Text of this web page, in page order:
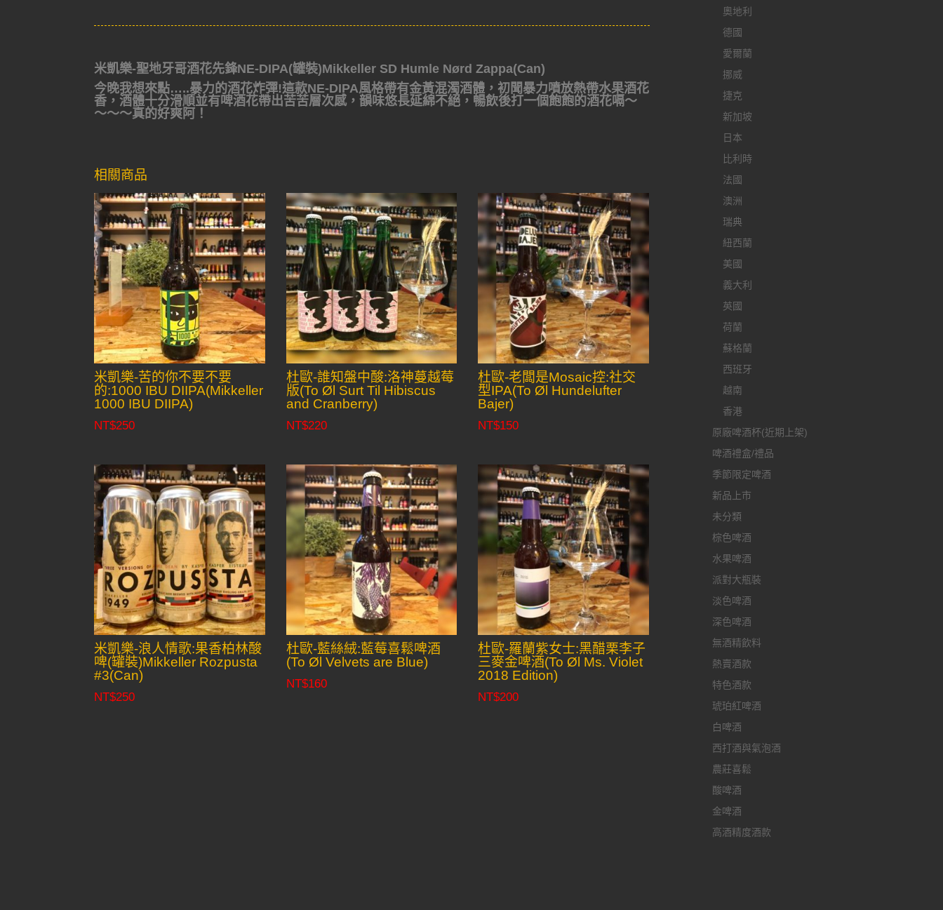
米凱樂-聖地牙哥酒花先鋒NE-DIPA(罐裝)Mikkeller SD Humle Nørd Zappa(Can)
今晚我想來點…..暴力的酒花炸彈!這款NE-DIPA風格帶有金黃混濁酒體，初聞暴力噴放熱帶水果酒花
香，酒體十分滑順並有啤酒花帶出苦苦層次感，韻味悠長延綿不絕，暢飲後打一個飽飽的酒花嗝～
～～～真的好爽阿！
相關商品
米凱樂-苦的你不要不要
的:1000 IBU DIIPA(Mikkeller
1000 IBU DIIPA)
NT$250
杜歐-誰知盤中酸:洛神蔓越莓
版(To Øl Surt Til Hibiscus
and Cranberry)
NT$220
杜歐-老闆是Mosaic控:社交
型IPA(To Øl Hundelufter
Bajer)
NT$150
米凱樂-浪人情歌:果香柏林酸
啤(罐裝)Mikkeller Rozpusta
#3(Can)
NT$250
杜歐-藍絲絨:藍莓喜鬆啤酒
(To Øl Velvets are Blue)
NT$160
杜歐-羅蘭紫女士:黑醋栗李子
三麥金啤酒(To Øl Ms. Violet
2018 Edition)
NT$200
奧地利
德國
愛爾蘭
挪威
捷克
新加坡
日本
比利時
法國
澳洲
瑞典
紐西蘭
美國
義大利
英國
荷蘭
蘇格蘭
西班牙
越南
香港
原廠啤酒杯(近期上架)
啤酒禮盒/禮品
季節限定啤酒
新品上市
未分類
棕色啤酒
水果啤酒
派對大瓶裝
淡色啤酒
深色啤酒
無酒精飲料
熱賣酒款
特色酒款
琥珀紅啤酒
白啤酒
西打酒與氣泡酒
農莊喜鬆
酸啤酒
金啤酒
高酒精度酒款